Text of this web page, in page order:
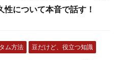
性について本音で話す！
ム方法 豆だけど、役立つ知識